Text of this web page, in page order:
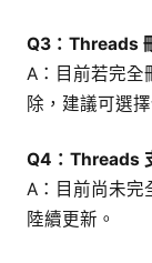
Q3：Threads
A：目前若完全
除，建議可選
Q4：Threads
A：目前尚未完
陸續更新。